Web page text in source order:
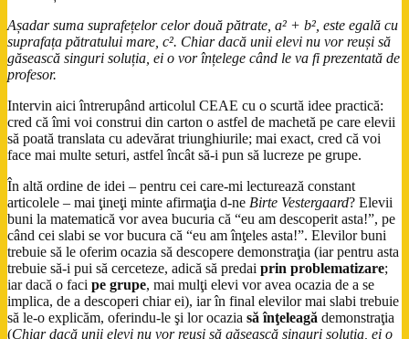
Așadar suma suprafețelor celor două pătrate, a² + b², este egală cu
suprafața pătratului mare, c². Chiar dacă unii elevi nu vor reuși să
găsească singuri soluția, ei o vor înțelege când le va fi prezentată de
profesor.
Intervin aici întrerupând articolul CEAE cu o scurtă idee practică:
cred că îmi voi construi din carton o astfel de machetă pe care elevii
să poată translata cu adevărat triunghiurile; mai exact, cred că voi
face mai multe seturi, astfel încât să-i pun să lucreze pe grupe.
În altă ordine de idei – pentru cei care-mi lecturează constant
articolele – mai ţineţi minte afirmaţia d-ne Birte Vestergaard? Elevii
buni la matematică vor avea bucuria că “eu am descoperit asta!”, pe
când cei slabi se vor bucura că “eu am înţeles asta!”. Elevilor buni
trebuie să le oferim ocazia să descopere demonstraţia (iar pentru asta
trebuie să-i pui să cerceteze, adică să predai prin problematizare;
iar dacă o faci pe grupe, mai mulţi elevi vor avea ocazia de a se
implica, de a descoperi chiar ei), iar în final elevilor mai slabi trebuie
să le-o explicăm, oferindu-le şi lor ocazia să înţeleagă demonstraţia
(Chiar dacă unii elevi nu vor reuși să găsească singuri soluția, ei o